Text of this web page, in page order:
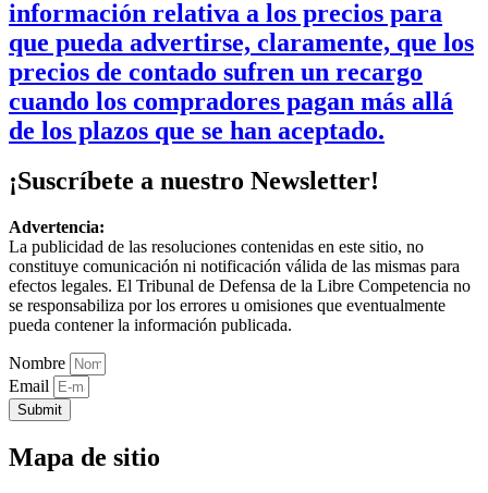
información relativa a los precios para
que pueda advertirse, claramente, que los
precios de contado sufren un recargo
cuando los compradores pagan más allá
de los plazos que se han aceptado.
¡Suscríbete a nuestro Newsletter!
Advertencia:
La publicidad de las resoluciones contenidas en este sitio, no
constituye comunicación ni notificación válida de las mismas para
efectos legales. El Tribunal de Defensa de la Libre Competencia no
se responsabiliza por los errores u omisiones que eventualmente
pueda contener la información publicada.
Nombre
Email
Submit
Mapa de sitio